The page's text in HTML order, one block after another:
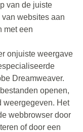
van de juiste
websites aan
met een
onjuiste weergave
Dreamweaver.
openen,
weergegeven. Het
webbrowser door
of door een